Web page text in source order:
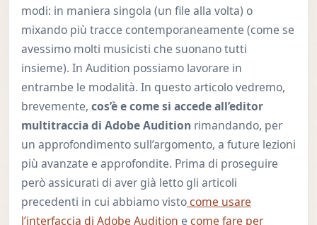
modi: in maniera singola (un file alla volta) o
mixando più tracce contemporaneamente (come se
avessimo molti musicisti che suonano tutti
insieme). In Audition possiamo lavorare in
entrambe le modalità. In questo articolo vedremo,
brevemente, cos’è e come si accede all’editor
multitraccia di Adobe Audition rimandando, per
un approfondimento sull’argomento, a future lezioni
più avanzate e approfondite. Prima di proseguire
però assicurati di aver già letto gli articoli
precedenti in cui abbiamo vistocome usare
l’interfaccia di Adobe Audition e come fare per